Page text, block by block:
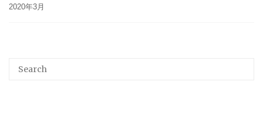
2020年3月